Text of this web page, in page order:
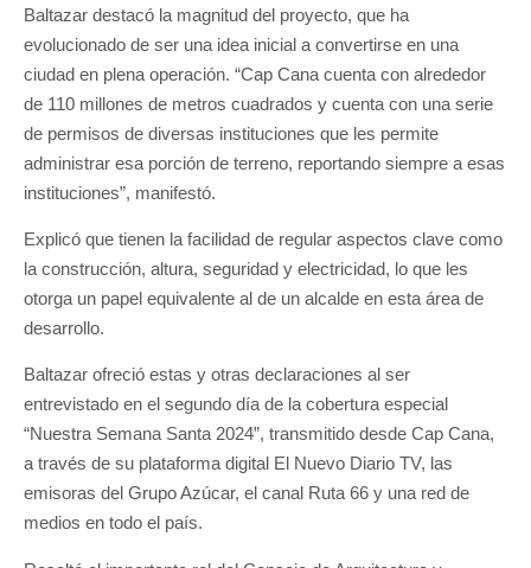
Baltazar destacó la magnitud del proyecto, que ha
evolucionado de ser una idea inicial a convertirse en una
ciudad en plena operación. “Cap Cana cuenta con alrededor
de 110 millones de metros cuadrados y cuenta con una serie
de permisos de diversas instituciones que les permite
administrar esa porción de terreno, reportando siempre a esas
instituciones”, manifestó.
Explicó que tienen la facilidad de regular aspectos clave como
la construcción, altura, seguridad y electricidad, lo que les
otorga un papel equivalente al de un alcalde en esta área de
desarrollo.
Baltazar ofreció estas y otras declaraciones al ser
entrevistado en el segundo día de la cobertura especial
“Nuestra Semana Santa 2024”, transmitido desde Cap Cana,
a través de su plataforma digital El Nuevo Diario TV, las
emisoras del Grupo Azúcar, el canal Ruta 66 y una red de
medios en todo el país.